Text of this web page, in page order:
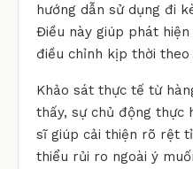
hướng dẫn sử dụng đi
Điều này giúp phát
điều chỉnh kịp thời theo
Khảo sát thực tế từ
thấy, sự chủ động thực
sĩ giúp cải thiện rõ rệt
thiểu rủi ro ngoài ý